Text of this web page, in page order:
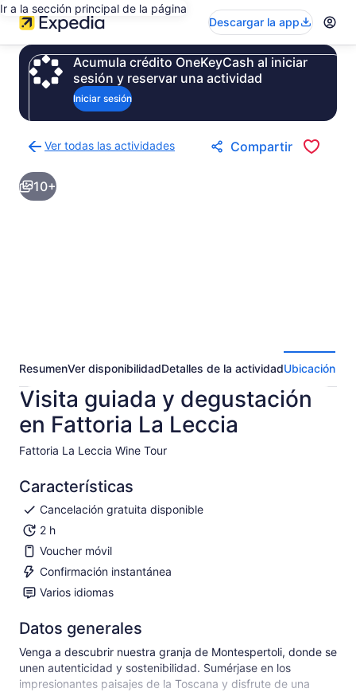
Ir a la sección principal de la página
Descargar la app
Acumula crédito OneKeyCash al iniciar
sesión y reservar una actividad
Iniciar sesión
Ver todas las actividades
a
la
página
Compartir
10+
ResumenVer disponibilidadDetalles de la actividadUbicación
Visita guiada y degustación
en Fattoria La Leccia
Fattoria La Leccia Wine Tour​
Características
Cancelación gratuita disponible
2 h
Voucher móvil
Confirmación instantánea
Varios idiomas
Datos generales
Venga a descubrir nuestra granja de Montespertoli, donde se
unen autenticidad y sostenibilidad. Sumérjase en los
impresionantes paisajes de la Toscana y disfrute de una